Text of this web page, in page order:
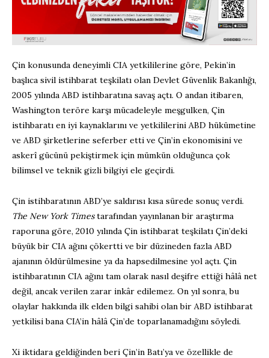
Çin konusunda deneyimli CIA yetkililerine göre, Pekin’in
başlıca sivil istihbarat teşkilatı olan Devlet Güvenlik Bakanlığı,
2005 yılında ABD istihbaratına savaş açtı. O andan itibaren,
Washington teröre karşı mücadeleyle meşgulken, Çin
istihbaratı en iyi kaynaklarını ve yetkililerini ABD hükümetine
ve ABD şirketlerine seferber etti ve Çin’in ekonomisini ve
askerî gücünü pekiştirmek için mümkün olduğunca çok
bilimsel ve teknik gizli bilgiyi ele geçirdi.
Çin istihbaratının ABD’ye saldırısı kısa sürede sonuç verdi.
The New York Timestarafından yayınlanan bir araştırma
raporuna göre, 2010 yılında Çin istihbarat teşkilatı Çin’deki
büyük bir CIA ağını çökertti ve bir düzineden fazla ABD
ajanının öldürülmesine ya da hapsedilmesine yol açtı. Çin
istihbaratının CIA ağını tam olarak nasıl deşifre ettiği hâlâ net
değil, ancak verilen zarar inkâr edilemez. On yıl sonra, bu
olaylar hakkında ilk elden bilgi sahibi olan bir ABD istihbarat
yetkilisi bana CIA’in hâlâ Çin’de toparlanamadığını söyledi.
Xi iktidara geldiğinden beri Çin’in Batı’ya ve özellikle de